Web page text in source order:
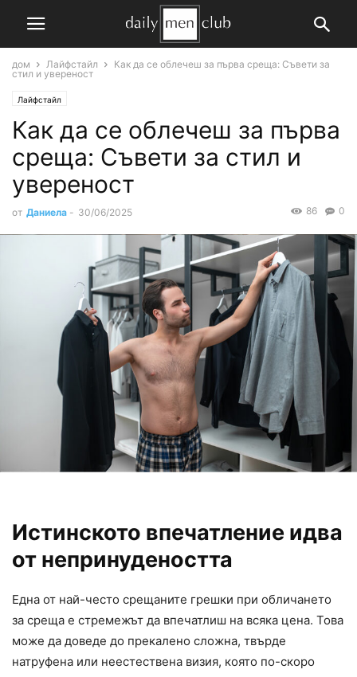
дом Лайфстайл
Как да се облечеш за първа среща: Съвети за
стил и увереност
Лайфстайл
Как да се облечеш за първа
среща: Съвети за стил и
увереност
от Даниела - 30/06/2025 0
86
Истинското впечатление идва
от непринудеността
Една от най-често срещаните грешки при обличането
за среща е стремежът да впечатлиш на всяка цена. Това
може да доведе до прекалено сложна, твърде
натруфена или неестествена визия, която по-скоро